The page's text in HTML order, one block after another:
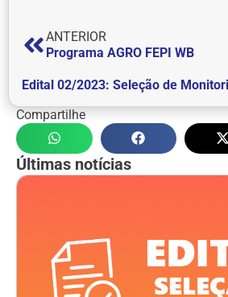
ANTERIOR
Programa AGRO FEPI WB
Compartilhe
Últimas notícias